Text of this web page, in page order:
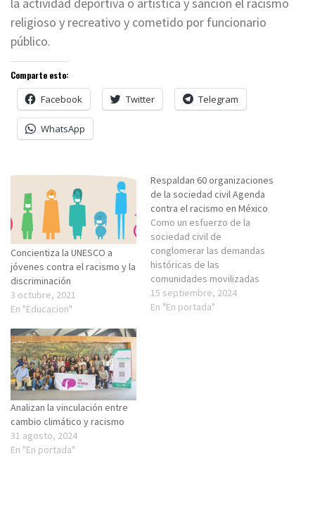
la actividad deportiva o artística y sanción el racismo
religioso y recreativo y cometido por funcionario
público.
Comparte esto:
Facebook Twitter Telegram
WhatsApp
Concientiza la UNESCO a
jóvenes contra el racismo y la
discriminación
3 octubre, 2021
En "Educacion"
Respaldan 60 organizaciones
de la sociedad civil Agenda
contra el racismo en México
Como un esfuerzo de la
sociedad civil de
conglomerar las demandas
históricas de las
comunidades movilizadas
contra el racismo y traducir
sus necesidades en política
15 septiembre, 2024
En "En portada"
Analizan la vinculación entre
cambio climático y racismo
31 agosto, 2024
En "En portada"